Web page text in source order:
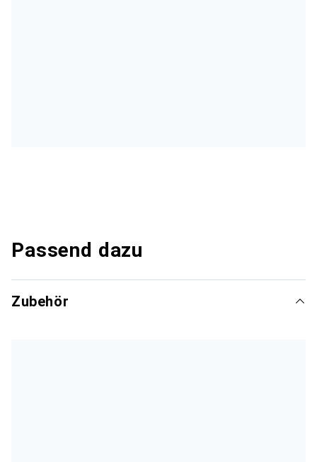
Passend dazu
Zubehör